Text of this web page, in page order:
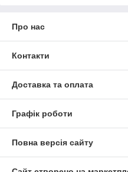
Про нас
Контакти
Доставка та оплата
Графік роботи
Повна версія сайту